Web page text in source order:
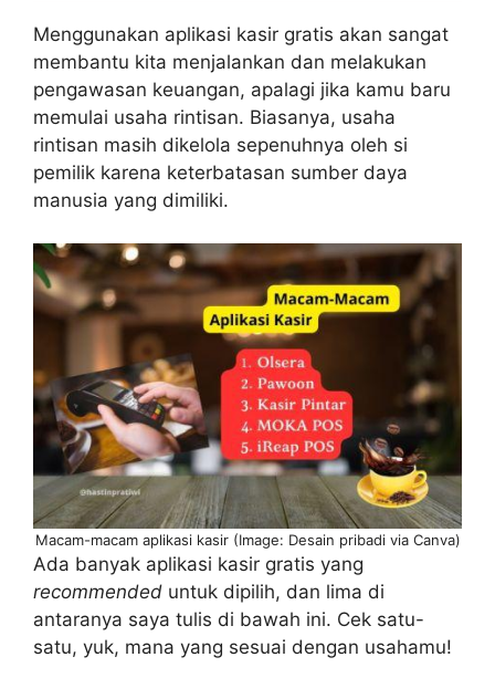
Menggunakan aplikasi kasir gratis akan sangat
membantu kita menjalankan dan melakukan
pengawasan keuangan, apalagi jika kamu baru
memulai usaha rintisan. Biasanya, usaha
rintisan masih dikelola sepenuhnya oleh si
pemilik karena keterbatasan sumber daya
manusia yang dimiliki.
Macam-macam aplikasi kasir (Image: Desain pribadi via Canva)
Ada banyak aplikasi kasir gratis yang
recommended untuk dipilih, dan lima di
antaranya saya tulis di bawah ini. Cek satu-
satu, yuk, mana yang sesuai dengan usahamu!